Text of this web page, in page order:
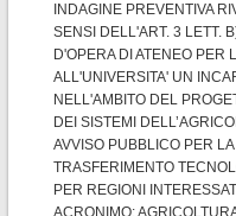
INDAGINE PREVENTIVA
SENSI DELL'ART. 3 LETT.
D'OPERA DI ATENEO PER
ALL'UNIVERSITA' UN
NELL'AMBITO DEL
DEI SISTEMI
AVVISO PUBBLICO PER
TRASFERIMENTO
PER REGIONI